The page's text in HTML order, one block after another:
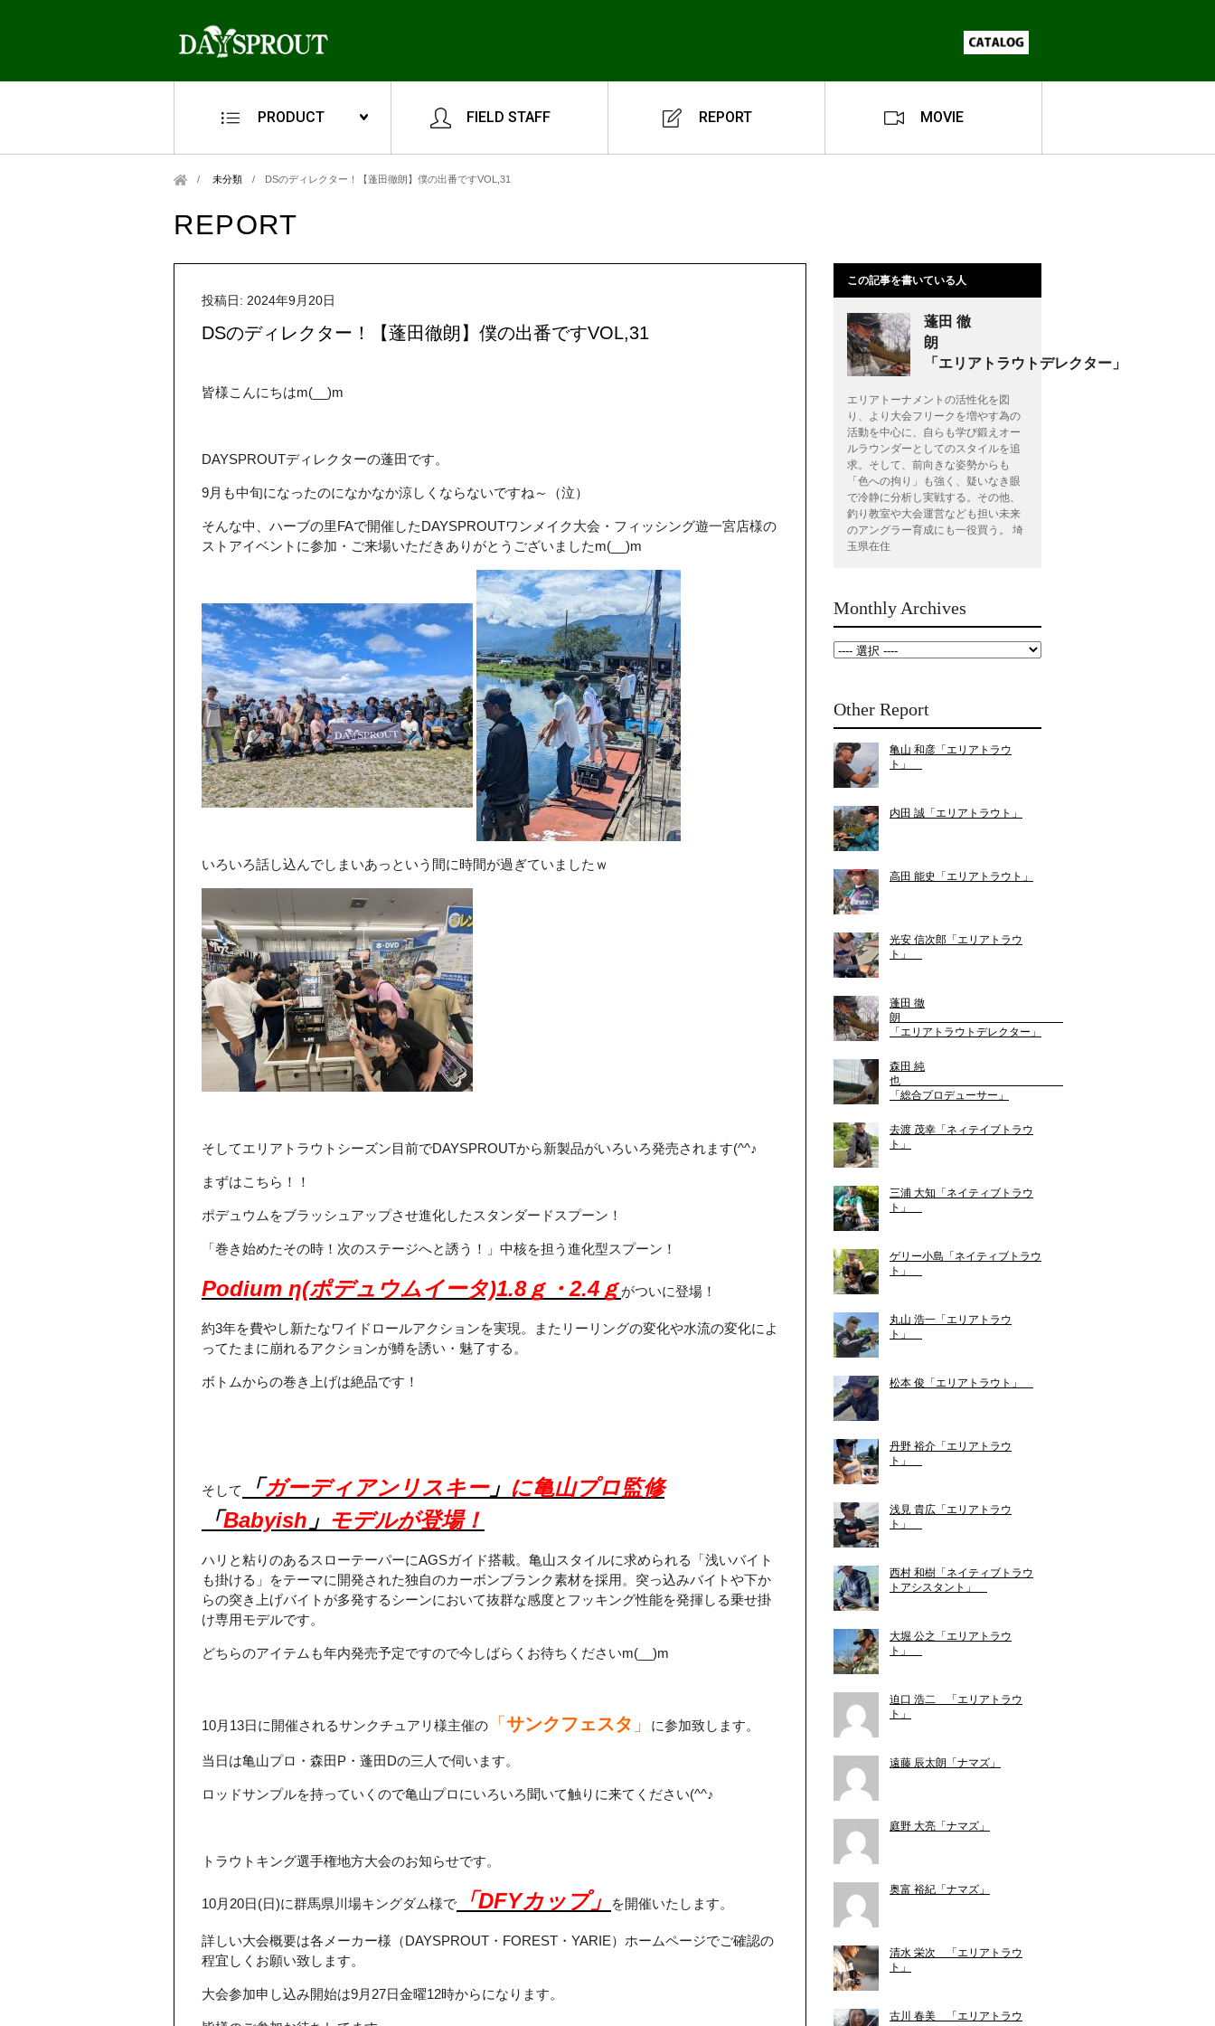
PRODUCT FIELD STAFF REPORT MOVIE
未分類 / DSのディレクター！【蓬田徹朗】僕の出番ですVOL,31
REPORT
投稿日: 2024年9月20日
DSのディレクター！【蓬田徹朗】僕の出番ですVOL,31
皆様こんにちはm(__)m
DAYSPROUTディレクターの蓬田です。
9月も中旬になったのになかなか涼しくならないですね～（泣）
そんな中、ハーブの里FAで開催したDAYSPROUTワンメイク大会・フィッシング遊一宮店様の
ストアイベントに参加・ご来場いただきありがとうございましたm(__)m
いろいろ話し込んでしまいあっという間に時間が過ぎていましたｗ
そしてエリアトラウトシーズン目前でDAYSPROUTから新製品がいろいろ発売されます(^^♪
まずはこちら！！
ポデュウムをブラッシュアップさせ進化したスタンダードスプーン！
「巻き始めたその時！次のステージへと誘う！」中核を担う進化型スプーン！
Podium η(ポデュウムイータ)1.8ｇ・2.4ｇがついに登場！
約3年を費やし新たなワイドロールアクションを実現。またリーリングの変化や水流の変化によ
ってたまに崩れるアクションが鱒を誘い・魅了する。
ボトムからの巻き上げは絶品です！
そして 「ガーディアンリスキー」 に亀山プロ監修
「Babyish 」 モデルが登場！
ハリと粘りのあるスローテーパーにAGSガイド搭載。亀山スタイルに求められる「浅いバイト
も掛ける」をテーマに開発された独自のカーボンブランク素材を採用。突っ込みバイトや下か
らの突き上げバイトが多発するシーンにおいて抜群な感度とフッキング性能を発揮しる乗せ掛
け専用モデルです。
どちらのアイテムも年内発売予定ですので今しばらくお待ちくださいm(__)m
10月13日に開催されるサンクチュアリ様主催の 「 サンクフェスタ 」 に参加致します。
当日は亀山プロ・森田P・蓬田Dの三人で伺います。
ロッドサンプルを持っていくので亀山プロにいろいろ聞いて触りに来てください(^^♪
トラウトキング選手権地方大会のお知らせです。
10月20日(日)に群馬県川場キングダム様で 「DFYカップ」 を開催いたします。
詳しい大会概要は各メーカー様（DAYSPROUT・FOREST・YARIE）ホームページでご確認の
程宜しくお願い致します。
大会参加申し込み開始は9月27日金曜12時からになります。
この記事を書いている人
蓬田 徹
朗
「エリアトラウトデレクター」
エリアトーナメントの活性化を図
り、より大会フリークを増やす為の
活動を中心に、自らも学び鍛えオー
ルラウンダーとしてのスタイルを追
求。そして、前向きな姿勢からも
「色への拘り」も強く、疑いなき眼
で冷静に分析し実戦する。その他、
釣り教室や大会運営なども担い未来
のアングラー育成にも一役買う。 埼
玉県在住
Monthly Archives
Other Report
亀山 和彦「エリアトラウ
ト」
内田 誠「エリアトラウト」
高田 能史「エリアトラウト」
光安 信次郎「エリアトラウ
ト」
蓬田 徹
朗
「エリアトラウトデレクター」
森田 純
也
「総合プロデューサー」
去渡 茂幸「ネィテイブトラウ
ト」
三浦 大知「ネイティブトラウ
ト」
ゲリー小島「ネイティブトラウ
ト」
丸山 浩一「エリアトラウ
ト」
松本 俊「エリアトラウト」
丹野 裕介「エリアトラウ
ト」
浅見 貴広「エリアトラウ
ト」
西村 和樹「ネイティブトラウ
トアシスタント」
大堀 公之「エリアトラウ
ト」
迫口 浩二 「エリアトラウ
ト」
遠藤 辰太朗「ナマズ」
庭野 大亮「ナマズ」
奥富 裕紀「ナマズ」
清水 栄次 「エリアトラウ
ト」
古川 春美 「エリアトラウ